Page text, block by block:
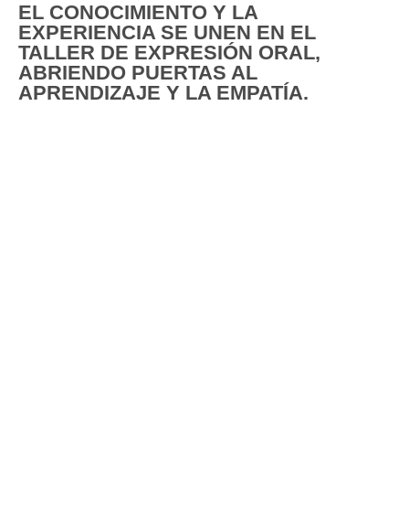
EL CONOCIMIENTO Y LA
EXPERIENCIA SE UNEN EN EL
TALLER DE EXPRESIÓN ORAL,
ABRIENDO PUERTAS AL
APRENDIZAJE Y LA EMPATÍA.